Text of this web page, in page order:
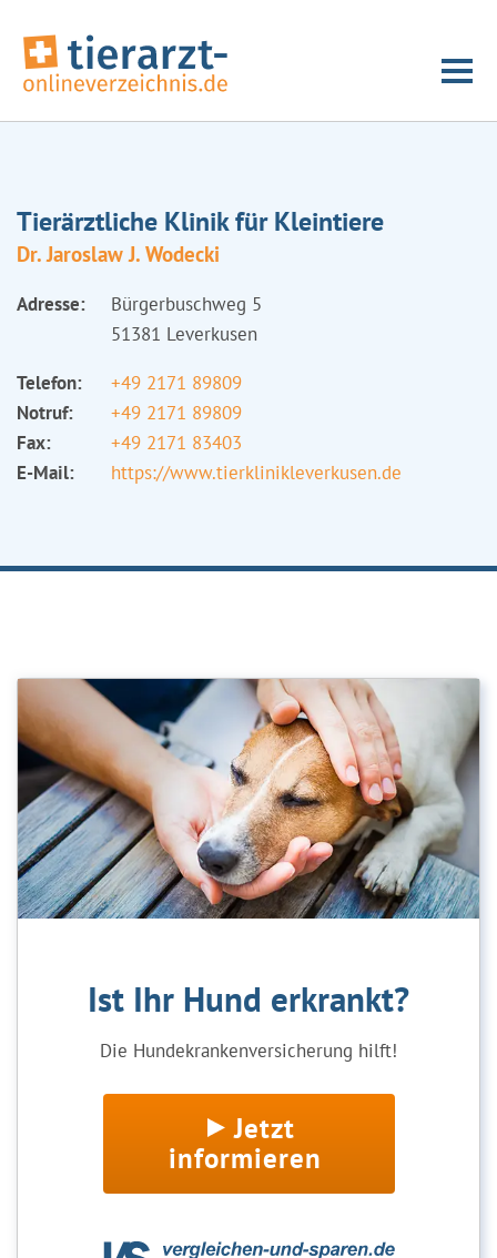
Tierärztliche Klinik für Kleintiere
Dr. Jaroslaw J. Wodecki
Adresse:
Bürgerbuschweg 5
51381 Leverkusen
Telefon:
+49 2171 89809
Notruf:
+49 2171 89809
Fax:
+49 2171 83403
E-Mail:
https://www.tierklinikleverkusen.de
Ist Ihr Hund erkrankt?
Die Hundekrankenversicherung hilft!
Jetzt
informieren